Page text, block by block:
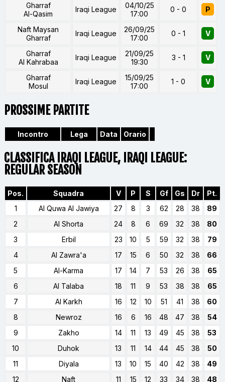
Gharraf
Al-Qasim
Iraqi League
04/10/25
17:00
0 - 0 P
Naft Maysan
Gharraf
Iraqi League
26/09/25
17:00
0 - 1 V
Gharraf
Al Kahrabaa
Iraqi League
21/09/25
19:30
3 - 1 V
Gharraf
Mosul
Iraqi League
15/09/25
17:00
1 - 0 V
PROSSIME PARTITE
Incontro Lega Data Orario
CLASSIFICA IRAQI LEAGUE, IRAQI LEAGUE:
REGULAR SEASON
Pos. Squadra V P S Gf Gs Dr
Pt.
1
Al Quwa Al Jawiya 27 8 3 62 28 38
89
2
Al Shorta 24 8 6 69 32 38
80
3
Erbil 23 10 5 59 32 38
79
4
Al Zawra'a 17 15 6 50 32 38
66
5
Al-Karma 17 14 7 53 26 38
65
6
Al Talaba 18 11 9 53 38 38
65
7
Al Karkh 16 12 10 51 41 38
60
8
Newroz 16 6 16 48 47 38
54
9
Zakho 14 11 13 49 45 38
53
10
Duhok 13 11 14 44 45 38
50
11
Diyala 13 10 15 40 42 38
49
12
Naft 11 15 12 33 34 38 48